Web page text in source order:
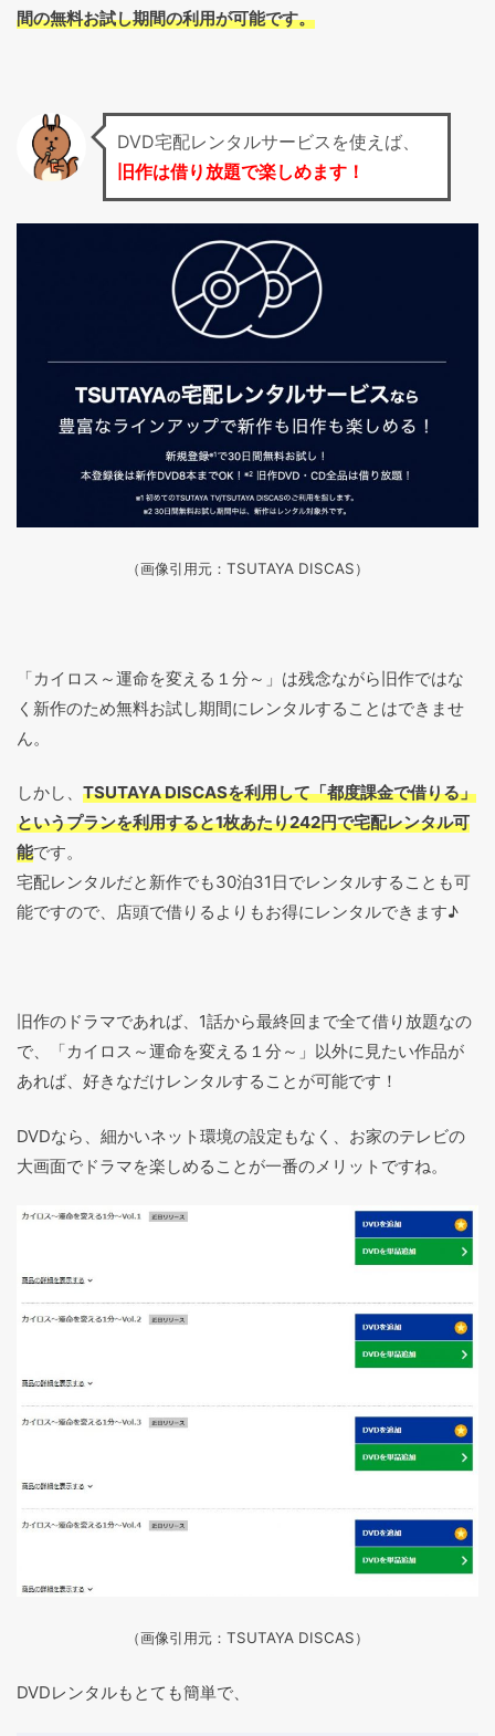
間の無料お試し期間の利用が可能です。
DVD宅配レンタルサービスを使えば、
旧作は借り放題で楽しめます！
（画像引用元：TSUTAYA DISCAS）
「カイロス～運命を変える１分～」は残念ながら旧作ではな
く新作のため無料お試し期間にレンタルすることはできませ
ん。
しかし、 TSUTAYA DISCASを利用して「都度課金で借りる」
というプランを利用すると1枚あたり242円で宅配レンタル可
能です。
宅配レンタルだと新作でも30泊31日でレンタルすることも可
能ですので、店頭で借りるよりもお得にレンタルできます♪
旧作のドラマであれば、1話から最終回まで全て借り放題なの
で、「カイロス～運命を変える１分～」以外に見たい作品が
あれば、好きなだけレンタルすることが可能です！
DVDなら、細かいネット環境の設定もなく、お家のテレビの
大画面でドラマを楽しめることが一番のメリットですね。
（画像引用元：TSUTAYA DISCAS）
DVDレンタルもとても簡単で、